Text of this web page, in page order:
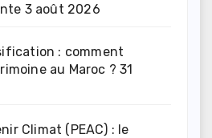
3 août 2026
: comment
au Maroc ? 31
Climat (PEAC) : le